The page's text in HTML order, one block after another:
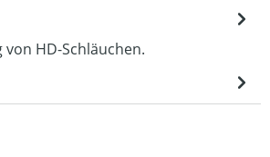
HD-Schläuchen.